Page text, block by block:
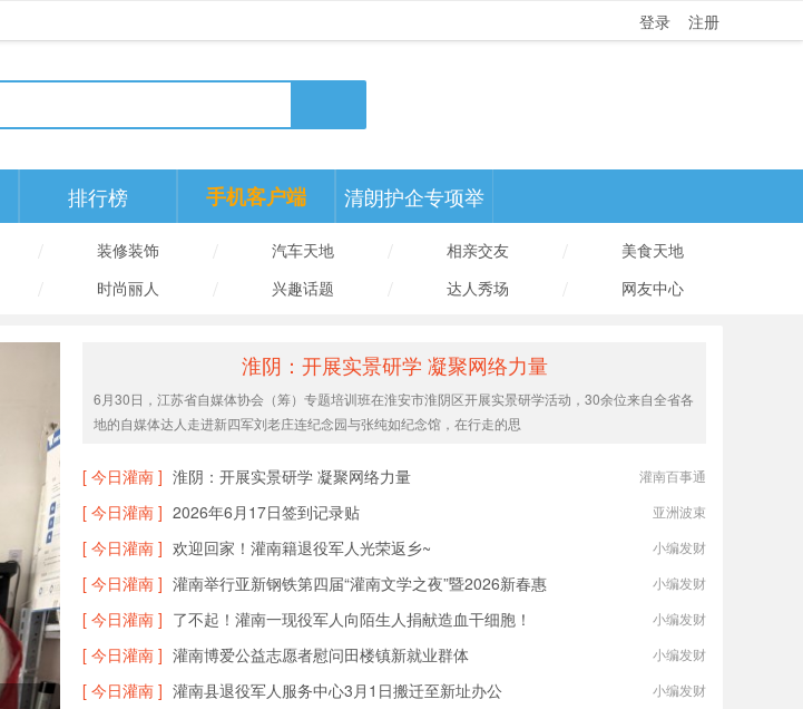
登录 注册
排行榜 手机客户端
清朗护企专项举
装修装饰 汽车天地 相亲交友
美食天地
时尚丽人 兴趣话题 达人秀场 网友中心
淮阴：开展实景研学 凝聚网络力量
6月30日，江苏省自媒体协会（筹）专题培训班在淮安市淮阴区开展实景研学活动，30余位来自全省各
地的自媒体达人走进新四军刘老庄连纪念园与张纯如纪念馆，在行走的思
[ 今日灌南 ] 淮阴：开展实景研学 凝聚网络力量 灌南百事通
[ 今日灌南 ] 2026年6月17日签到记录贴 亚洲波束
[ 今日灌南 ] 欢迎回家！灌南籍退役军人光荣返乡~ 小编发财
[ 今日灌南 ] 灌南举行亚新钢铁第四届“灌南文学之夜”暨2026新春惠 小编发财
[ 今日灌南 ] 了不起！灌南一现役军人向陌生人捐献造血干细胞！ 小编发财
[ 今日灌南 ] 灌南博爱公益志愿者慰问田楼镇新就业群体 小编发财
[ 今日灌南 ] 灌南县退役军人服务中心3月1日搬迁至新址办公 小编发财